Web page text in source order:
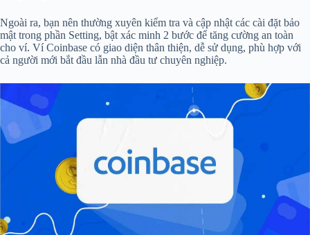
Ngoài ra, bạn nên thường xuyên kiểm tra và cập nhật các cài đặt bảo
mật trong phần Setting, bật xác minh 2 bước để tăng cường an toàn
cho ví. Ví Coinbase có giao diện thân thiện, dễ sử dụng, phù hợp với
cả người mới bắt đầu lẫn nhà đầu tư chuyên nghiệp.